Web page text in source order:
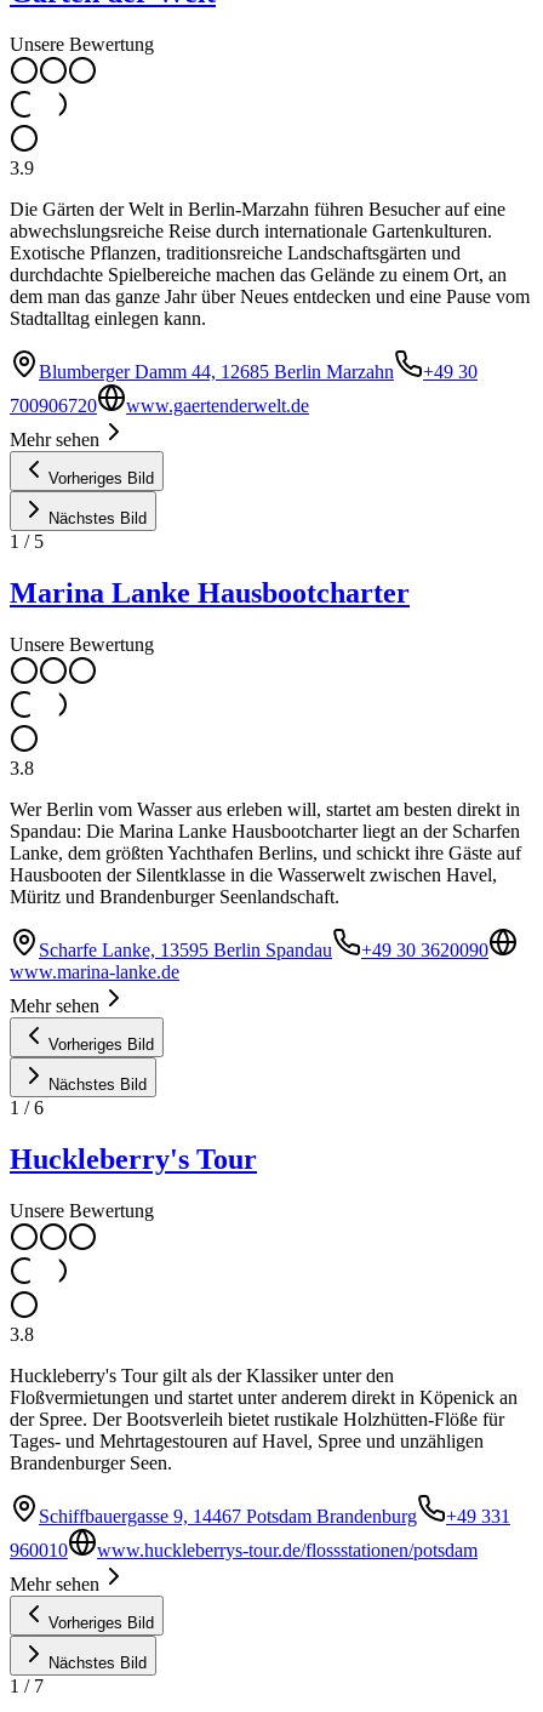
Unsere Bewertung
3.9
Die Gärten der Welt in Berlin-Marzahn führen Besucher auf eine
abwechslungsreiche Reise durch internationale Gartenkulturen.
Exotische Pflanzen, traditionsreiche Landschaftsgärten und
durchdachte Spielbereiche machen das Gelände zu einem Ort, an
dem man das ganze Jahr über Neues entdecken und eine Pause vom
Stadtalltag einlegen kann.
Blumberger Damm 44, 12685 Berlin Marzahn
+49 30
700906720
www.gaertenderwelt.de
Mehr sehen
Vorheriges Bild
Nächstes Bild
1 / 5
Marina Lanke Hausbootcharter
Unsere Bewertung
3.8
Wer Berlin vom Wasser aus erleben will, startet am besten direkt in
Spandau: Die Marina Lanke Hausbootcharter liegt an der Scharfen
Lanke, dem größten Yachthafen Berlins, und schickt ihre Gäste auf
Hausbooten der Silentklasse in die Wasserwelt zwischen Havel,
Müritz und Brandenburger Seenlandschaft.
Scharfe Lanke, 13595 Berlin Spandau
+49 30 3620090
www.marina-lanke.de
Mehr sehen
Vorheriges Bild
Nächstes Bild
1 /6
Huckleberry's Tour
Unsere Bewertung
3.8
Huckleberry's Tour gilt als der Klassiker unter den
Floßvermietungen und startet unter anderem direkt in Köpenick an
der Spree. Der Bootsverleih bietet rustikale Holzhütten-Flöße für
Tages- und Mehrtagestouren auf Havel, Spree und unzähligen
Brandenburger Seen.
Schiffbauergasse 9, 14467 Potsdam Brandenburg
+49 331
960010
www.huckleberrys-tour.de/flossstationen/potsdam
Mehr sehen
Vorheriges Bild
Nächstes Bild
1 / 7